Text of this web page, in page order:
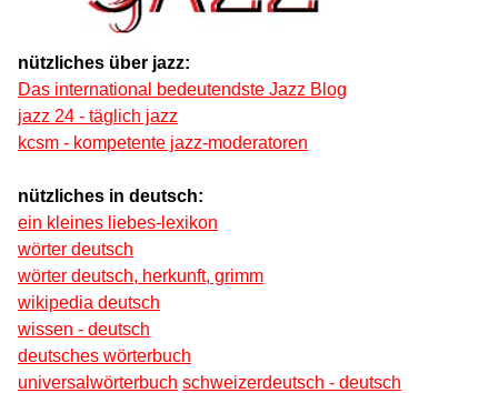
nützliches über jazz:
Das international bedeutendste Jazz Blog
jazz 24 - täglich jazz
kcsm - kompetente jazz-moderatoren
nützliches in deutsch:
ein kleines liebes-lexikon
wörter deutsch
wörter deutsch, herkunft, grimm
wikipedia deutsch
wissen - deutsch
deutsches wörterbuch
universalwörterbuch schweizerdeutsch - deutsch